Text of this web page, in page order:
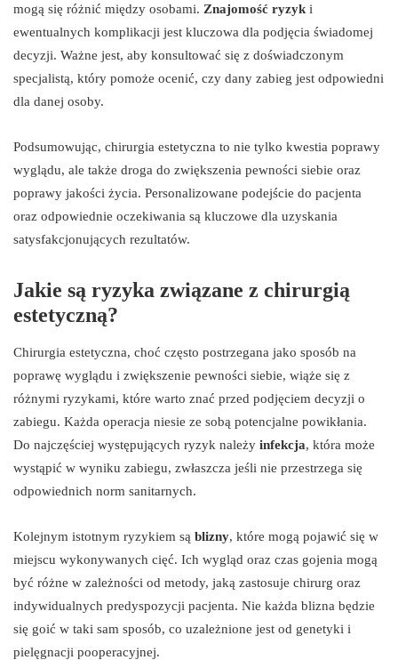
mogą się różnić między osobami. Znajomość ryzyk i
ewentualnych komplikacji jest kluczowa dla podjęcia świadomej
decyzji. Ważne jest, aby konsultować się z doświadczonym
specjalistą, który pomoże ocenić, czy dany zabieg jest odpowiedni
dla danej osoby.
Podsumowując, chirurgia estetyczna to nie tylko kwestia poprawy
wyglądu, ale także droga do zwiększenia pewności siebie oraz
poprawy jakości życia. Personalizowane podejście do pacjenta
oraz odpowiednie oczekiwania są kluczowe dla uzyskania
satysfakcjonujących rezultatów.
Jakie są ryzyka związane z chirurgią
estetyczną?
Chirurgia estetyczna, choć często postrzegana jako sposób na
poprawę wyglądu i zwiększenie pewności siebie, wiąże się z
różnymi ryzykami, które warto znać przed podjęciem decyzji o
zabiegu. Każda operacja niesie ze sobą potencjalne powikłania.
Do najczęściej występujących ryzyk należy infekcja, która może
wystąpić w wyniku zabiegu, zwłaszcza jeśli nie przestrzega się
odpowiednich norm sanitarnych.
Kolejnym istotnym ryzykiem są blizny, które mogą pojawić się w
miejscu wykonywanych cięć. Ich wygląd oraz czas gojenia mogą
być różne w zależności od metody, jaką zastosuje chirurg oraz
indywidualnych predyspozycji pacjenta. Nie każda blizna będzie
się goić w taki sam sposób, co uzależnione jest od genetyki i
pielęgnacji pooperacyjnej.